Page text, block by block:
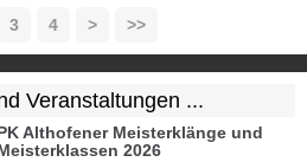
3 4 > >>
Veranstaltungen ...
Althofener Meisterklänge und
Meisterklassen 2026